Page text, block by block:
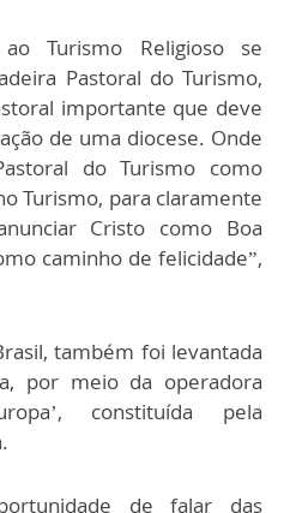
Turismo Religioso se
Pastoral do Turismo,
importante que deve
de uma diocese. Onde
do Turismo como
Turismo, para claramente
Cristo como Boa
caminho de felicidade”,
também foi levantada
por meio da operadora
constituída pela
de falar das